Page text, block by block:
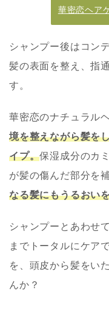
華密恋ヘア
シャンプー後はコン
髪の表面を整え、指
す。
華密恋のナチュラル
境を整えながら髪を
イプ。保湿成分のカ
が髪の傷んだ部分を
なる髪にもうるおい
シャンプーとあわせ
までトータルにケア
を、頭皮から髪をい
んか？